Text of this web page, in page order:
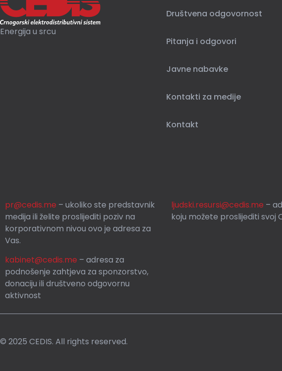
Energija u srcu
Društvena odgovornost
Pitanja i odgovori
Javne nabavke
Kontakti za medije
Kontakt
pr@cedis.me – ukoliko ste predstavnik
medija ili želite proslijediti poziv na
korporativnom nivou ovo je adresa za
Vas.
kabinet@cedis.me – adresa za
podnošenje zahtjeva za sponzorstvo,
donaciju ili društveno odgovornu
aktivnost
ljudski.resursi@cedis.me –
koju možete proslijediti svoj
© 2025 CEDIS. All rights reserved.